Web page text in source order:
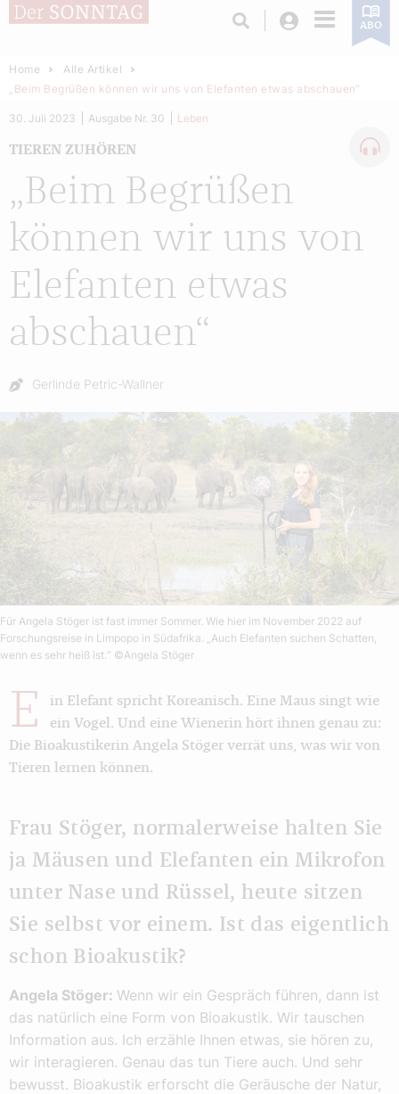
Login ABO
Home
Alle Artikel
„Beim Begrüßen können wir uns von Elefanten etwas abschauen“
„Beim Begrüßen
können wir uns von
Elefanten etwas
abschauen“
TIEREN ZUHÖREN
30. Juli 2023 Ausgabe Nr. 30 Leben
Autor:
Gerlinde Petric-Wallner
Für Angela Stöger ist fast immer Sommer. Wie hier im November 2022 auf
Forschungsreise in Limpopo in Südafrika. „Auch Elefanten suchen Schatten,
wenn es sehr heiß ist.“ ©Angela Stöger
E
in Elefant spricht Koreanisch. Eine Maus singt wie
ein Vogel. Und eine Wienerin hört ihnen genau zu:
Die Bioakustikerin Angela Stöger verrät uns, was wir von
Tieren lernen können.
Frau Stöger, normalerweise halten Sie
ja Mäusen und Elefanten ein Mikrofon
unter Nase und Rüssel, heute sitzen
Sie selbst vor einem. Ist das eigentlich
schon Bioakustik?
Angela Stöger: Wenn wir ein Gespräch führen, dann ist
das natürlich eine Form von Bioakustik. Wir tauschen
Information aus. Ich erzähle Ihnen etwas, sie hören zu,
wir interagieren. Genau das tun Tiere auch. Und sehr
bewusst. Bioakustik erforscht die Geräusche der Natur,